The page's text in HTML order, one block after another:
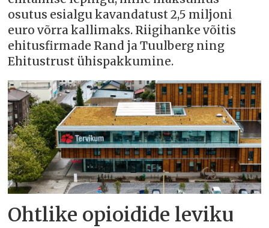
osutus esialgu kavandatust 2,5 miljoni
euro võrra kallimaks. Riigihanke võitis
ehitusfirmade Rand ja Tuulberg ning
Ehitustrust ühispakkumine.
Ohtlike opioidide leviku